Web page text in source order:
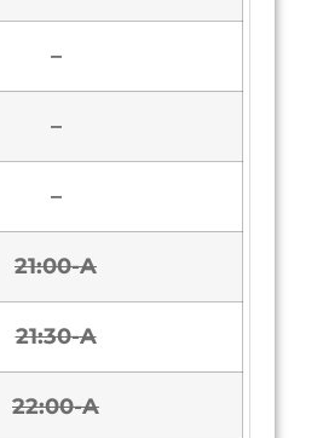
–
–
–
21:00-A
21:30-A
22:00-A